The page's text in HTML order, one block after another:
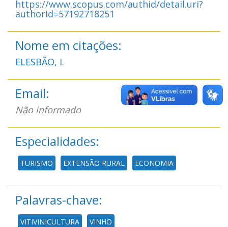
https://www.scopus.com/authid/detail.uri?
authorId=57192718251
Nome em citações:
ELESBÃO, I.
Email:
Não informado
Especialidades:
TURISMO EXTENSÃO RURAL ECONOMIA
Palavras-chave:
VITIVINICULTURA VINHO